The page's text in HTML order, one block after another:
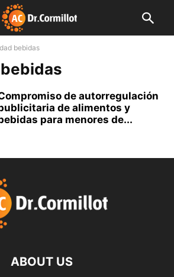
bebidas
de autorregulación
de alimentos y
para menores de...
ABOUT US